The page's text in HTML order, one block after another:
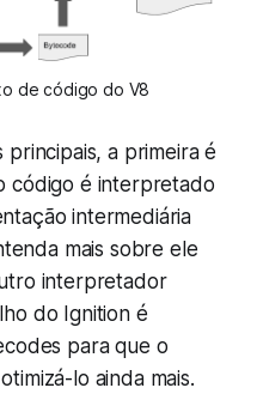
de código do V8
a primeira é
código é interpretado
intermediária
mais sobre ele
interpretador
do Ignition é
para que o
lo ainda mais.